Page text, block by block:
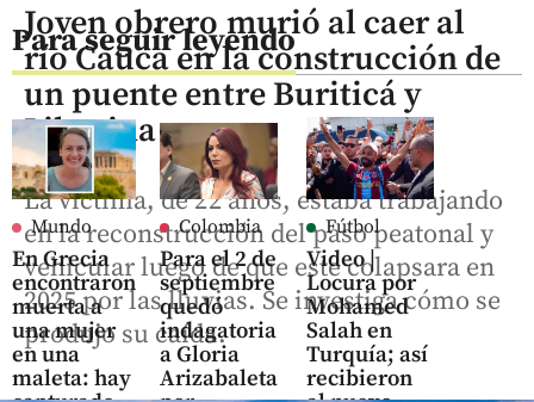
Para seguir leyendo
Mundo
En Grecia
encontraron
muerta a
una mujer
en una
maleta: hay
Colombia
Para el 2 de
septiembre
quedó
indagatoria
a Gloria
Arizabaleta
Fútbol
Video |
Locura por
Mohamed
Salah en
Turquía; así
recibieron
Joven obrero murió al caer al
río Cauca en la construcción de
un puente entre Buriticá y
Liborina
La víctima, de 22 años, estaba trabajando
en la reconstrucción del paso peatonal y
vehicular luego de que este colapsara en
2025 por las lluvias. Se investiga cómo se
produjo su caída.